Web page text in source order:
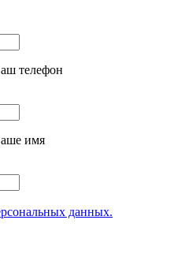
телефон
имя
данных.